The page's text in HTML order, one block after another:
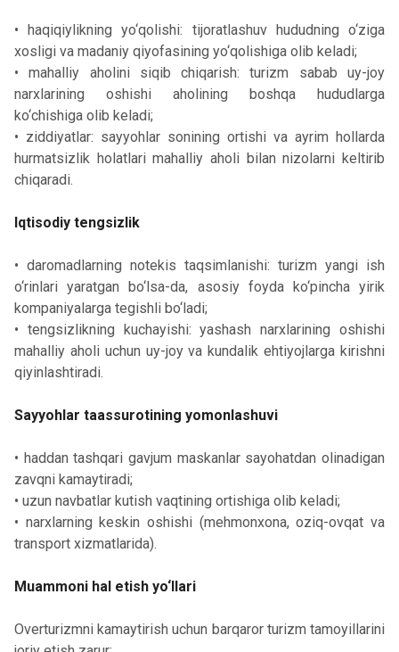
• haqiqiylikning yo‘qolishi: tijoratlashuv hududning o‘ziga
xosligi va madaniy qiyofasining yo‘qolishiga olib keladi;
• mahalliy aholini siqib chiqarish: turizm sabab uy-joy
narxlarining oshishi aholining boshqa hududlarga
ko‘chishiga olib keladi;
• ziddiyatlar: sayyohlar sonining ortishi va ayrim hollarda
hurmatsizlik holatlari mahalliy aholi bilan nizolarni keltirib
chiqaradi.
Iqtisodiy tengsizlik
• daromadlarning notekis taqsimlanishi: turizm yangi ish
o‘rinlari yaratgan bo‘lsa-da, asosiy foyda ko‘pincha yirik
kompaniyalarga tegishli bo‘ladi;
• tengsizlikning kuchayishi: yashash narxlarining oshishi
mahalliy aholi uchun uy-joy va kundalik ehtiyojlarga kirishni
qiyinlashtiradi.
Sayyohlar taassurotining yomonlashuvi
• haddan tashqari gavjum maskanlar sayohatdan olinadigan
zavqni kamaytiradi;
• uzun navbatlar kutish vaqtining ortishiga olib keladi;
• narxlarning keskin oshishi (mehmonxona, oziq-ovqat va
transport xizmatlarida).
Muammoni hal etish yo‘llari
Overturizmni kamaytirish uchun barqaror turizm tamoyillarini